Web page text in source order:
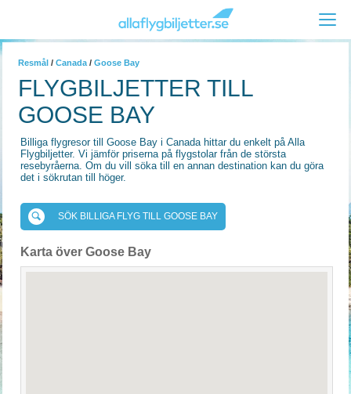
Resmål / Canada / Goose Bay
FLYGBILJETTER TILL
GOOSE BAY
Billiga flygresor till Goose Bay i Canada hittar du enkelt på Alla
Flygbiljetter. Vi jämför priserna på flygstolar från de största
resebyråerna. Om du vill söka till en annan destination kan du göra
det i sökrutan till höger.
SÖK BILLIGA FLYG TILL GOOSE BAY
Karta över Goose Bay